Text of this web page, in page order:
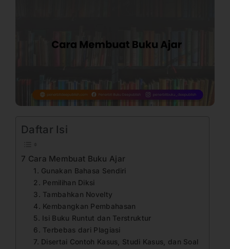
Daftar Isi
7 Cara Membuat Buku Ajar
1. Gunakan Bahasa Sendiri
2. Pemilihan Diksi
3. Tambahkan Novelty
4. Kembangkan Pembahasan
5. Isi Buku Runtut dan Terstruktur
6. Terbebas dari Plagiasi
7. Disertai Contoh Kasus, Studi Kasus, dan Soal